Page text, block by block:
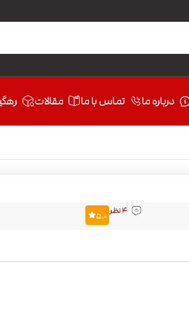
درباره ما تماس با ما مقالات
4 نظر 5.0